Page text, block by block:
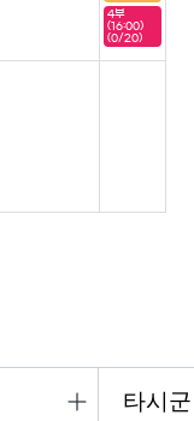
4부
(16:00)
(0/20)